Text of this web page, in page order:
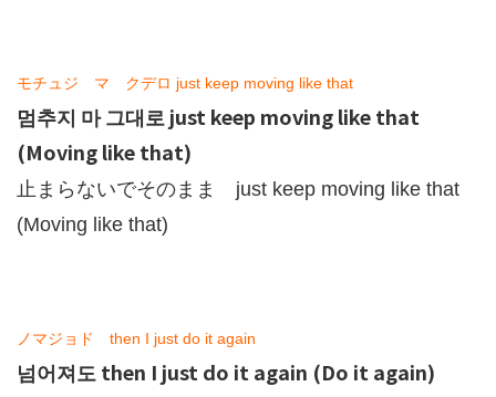
モチュジ マ クデロ just keep moving like that
멈추지 마 그대로 just keep moving like that
(Moving like that)
止まらないでそのまま just keep moving like that
(Moving like that)
ノマジョド then I just do it again
넘어져도 then I just do it again (Do it again)